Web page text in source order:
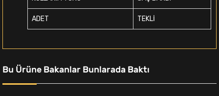
ADET TEKLİ
Bu Ürüne Bakanlar Bunlarada Baktı